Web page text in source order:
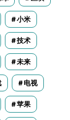
小米
技术
未来
电视
苹果